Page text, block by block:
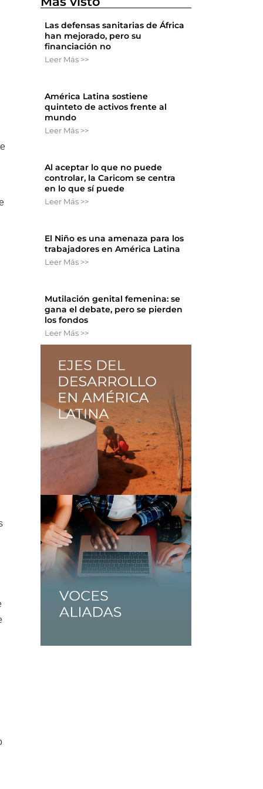
Las defensas sanitarias de África
han mejorado, pero su
financiación no
Leer Más >>
América Latina sostiene
quinteto de activos frente al
mundo
Leer Más >>
Al aceptar lo que no puede
controlar, la Caricom se centra
en lo que sí puede
Leer Más >>
El Niño es una amenaza para los
trabajadores en América Latina
Leer Más >>
Mutilación genital femenina: se
gana el debate, pero se pierden
los fondos
Leer Más >>